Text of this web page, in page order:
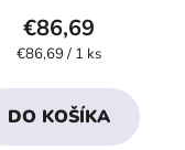
produktu
je
z
€86,69
Jednotková
€86,69 / 1 ks
DO KOŠÍKA